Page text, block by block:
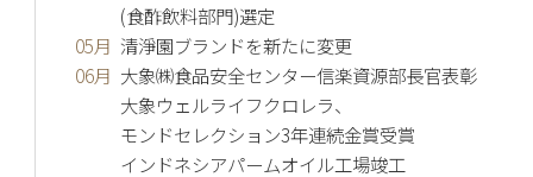
(食酢飲料部門)選定
05月 清淨園ブランドを新たに変更
06月 大象㈱食品安全センター信楽資源部長官表彰
大象ウェルライフクロレラ、
モンドセレクション3年連続金賞受賞
インドネシアパームオイル工場竣工